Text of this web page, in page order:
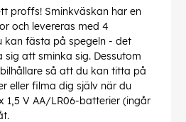
proffs! Sminkväskan har en
och levereras med 4
kan fästa på spegeln - det
att sminka sig. Dessutom
så att du kan titta på
eller filma dig själv när du
1,5 V AA/LR06-batterier (ingår